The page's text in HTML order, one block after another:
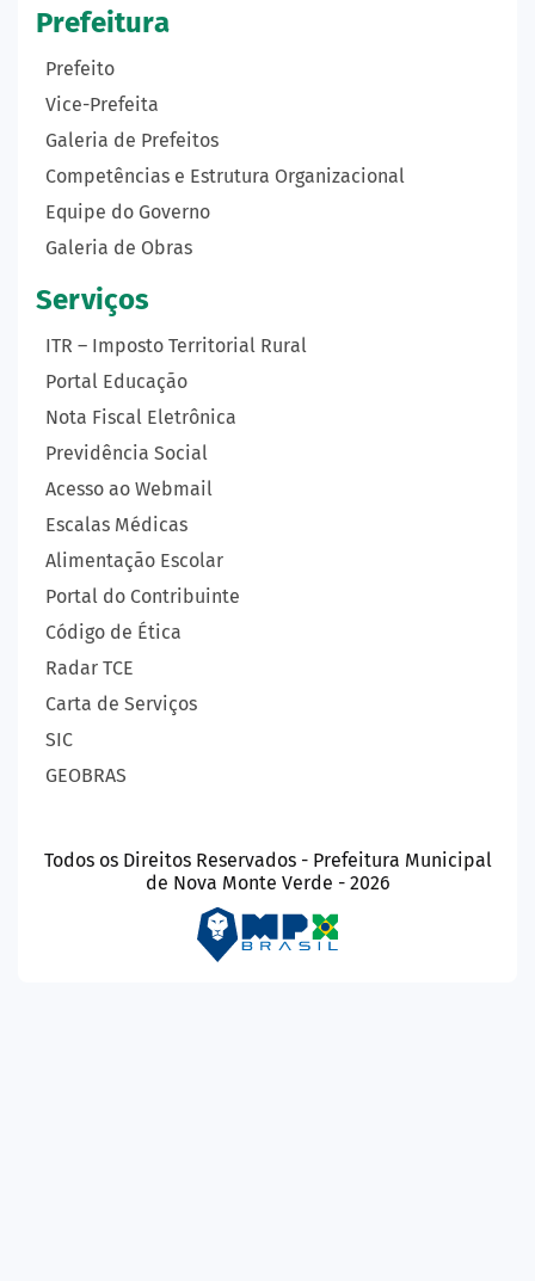
Prefeitura
Prefeito
Vice-Prefeita
Galeria de Prefeitos
Competências e Estrutura Organizacional
Equipe do Governo
Galeria de Obras
Serviços
ITR – Imposto Territorial Rural
Portal Educação
Nota Fiscal Eletrônica
Previdência Social
Acesso ao Webmail
Escalas Médicas
Alimentação Escolar
Portal do Contribuinte
Código de Ética
Radar TCE
Carta de Serviços
SIC
GEOBRAS
Todos os Direitos Reservados - Prefeitura Municipal
de Nova Monte Verde - 2026